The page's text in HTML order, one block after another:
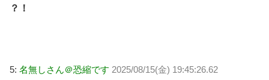
？！
5: 名無しさん＠恐縮です 2025/08/15(金) 19:45:26.62